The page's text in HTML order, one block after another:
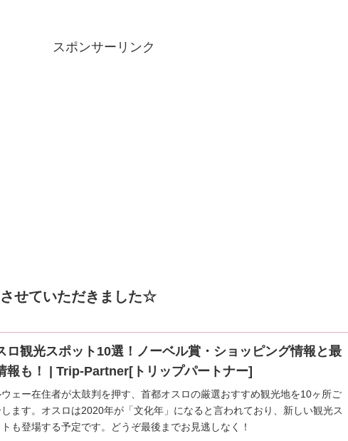
スポンサーリンク
せていただきました☆
ロ観光スポット10選！ノーベル賞・ショッピング情報と最
報も！ | Trip-Partner[トリップパートナー]
ウェー在住者が太鼓判を押す、首都オスロの厳選おすすめ観光地を10ヶ所ご
ます。オスロは2020年が「文化年」になると言われており、新しい観光ス
も登場する予定です。どうぞ最後までお見逃しなく！